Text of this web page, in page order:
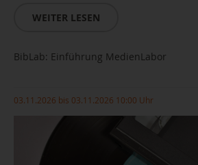
WEITER LESEN
BibLab: Einführung MedienLabor
03.11.2026 bis 03.11.2026 10:00 Uhr